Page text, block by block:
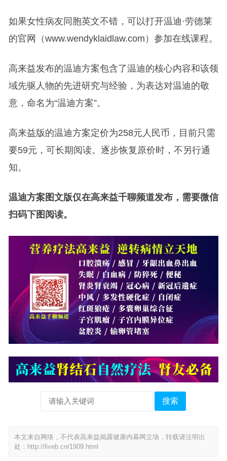
如果女性病友同胞英文不错，可以打开温迪·劳德莱
的官网（www.wendyklaidlaw.com）参加在线课程。
高来益发布的温迪方案包含了温迪的核心内容和该领
域先驱人物的先进研究与经验，为表达对温迪的敬
意，命名为“温迪方案”。
高来益版的温迪方案定价为258元人民币，目前只需
要59元，可长期阅读。逐步恢复原价时，不另行通
知。
温迪方案图文版仅在高来益千聊频道发布，需要微信
扫码下图阅读。
搜索
本文来自网络，不代表高来益揭露健康内幕网立场，转载请注明出
处： http://liveb.cn/1909.html